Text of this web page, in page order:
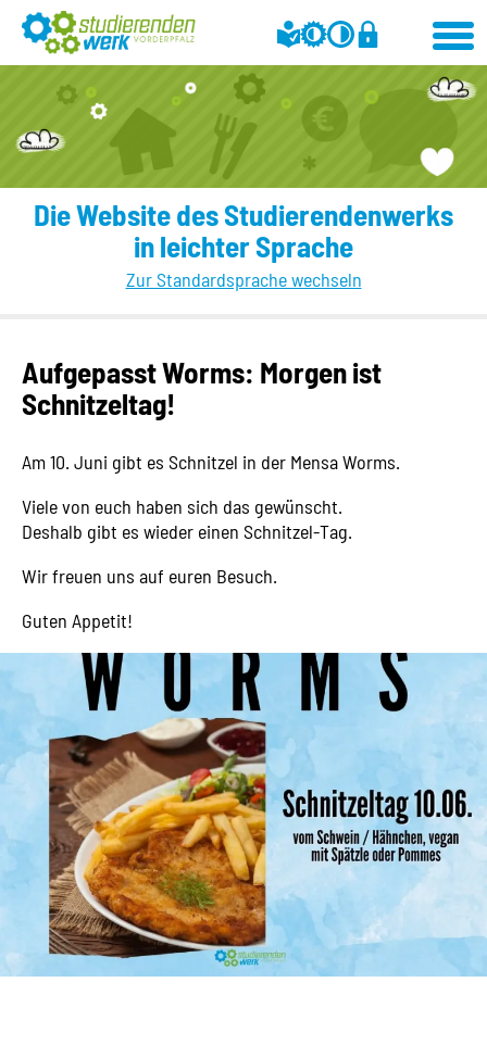
Die Website des Studierendenwerks
in leichter Sprache
Zur Standardsprache wechseln
Aufgepasst Worms: Morgen ist
Schnitzeltag!
Am 10. Juni gibt es Schnitzel in der Mensa Worms.
Viele von euch haben sich das gewünscht.
Deshalb gibt es wieder einen Schnitzel-Tag.
Wir freuen uns auf euren Besuch.
Guten Appetit!